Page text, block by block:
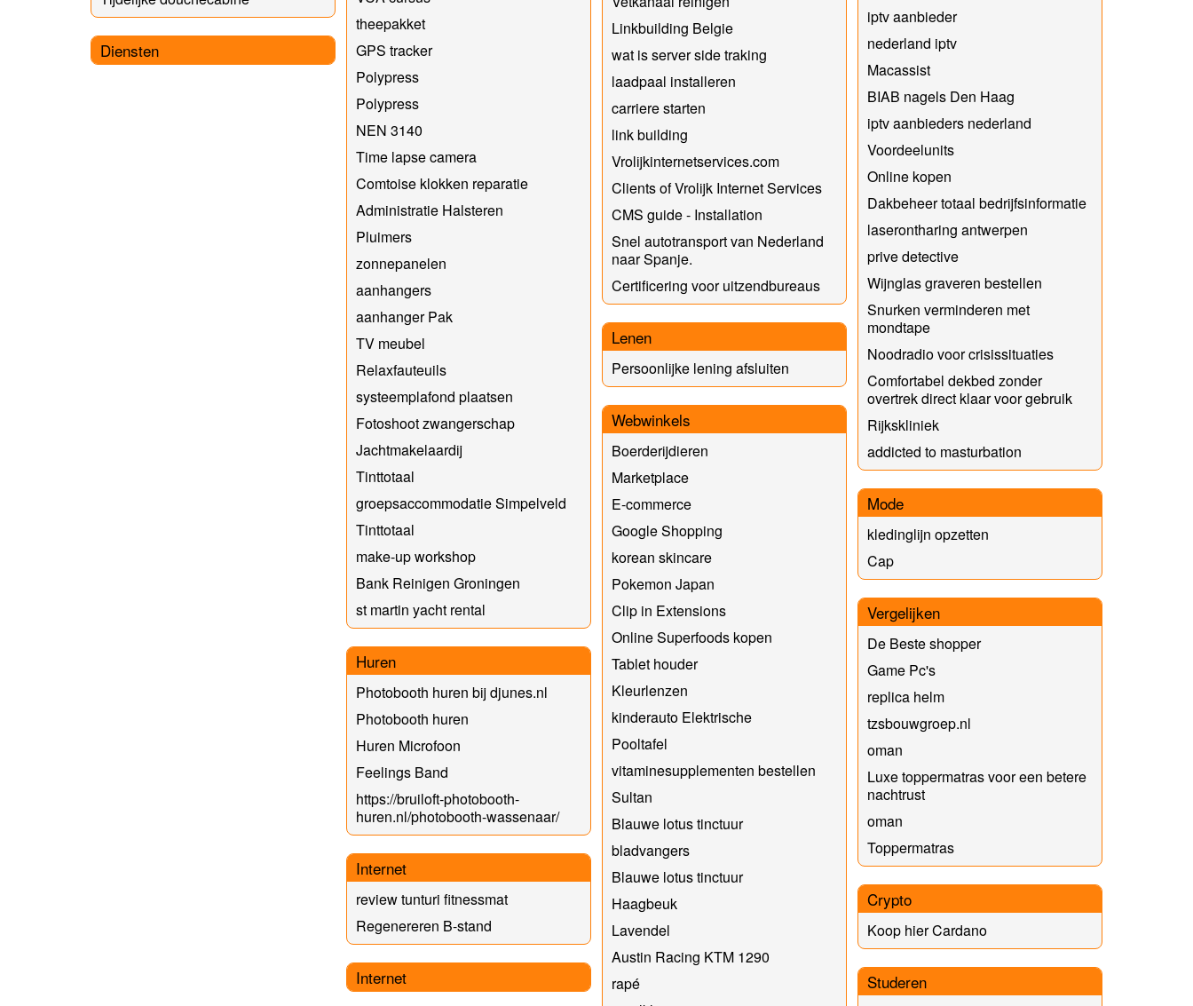
Diensten
theepakket
GPS tracker
Polypress
Polypress
NEN 3140
Time lapse camera
Comtoise klokken reparatie
Administratie Halsteren
Pluimers
zonnepanelen
aanhangers
aanhanger Pak
TV meubel
Relaxfauteuils
systeemplafond plaatsen
Fotoshoot zwangerschap
Jachtmakelaardij
Tinttotaal
groepsaccommodatie Simpelveld
Tinttotaal
make-up workshop
Bank Reinigen Groningen
st martin yacht rental
Huren
Photobooth huren bij djunes.nl
Photobooth huren
Huren Microfoon
Feelings Band
https://bruiloft-photobooth-
huren.nl/photobooth-wassenaar/
Internet
review tunturi fitnessmat
Regenereren B-stand
Internet
Linkbuilding Belgie
wat is server side traking
laadpaal installeren
carriere starten
link building
Vrolijkinternetservices.com
Clients of Vrolijk Internet Services
CMS guide - Installation
Snel autotransport van Nederland
naar Spanje.
Certificering voor uitzendbureaus
Lenen
Persoonlijke lening afsluiten
Webwinkels
Boerderijdieren
Marketplace
E-commerce
Google Shopping
korean skincare
Pokemon Japan
Clip in Extensions
Online Superfoods kopen
Tablet houder
Kleurlenzen
kinderauto Elektrische
Pooltafel
vitaminesupplementen bestellen
Sultan
Blauwe lotus tinctuur
bladvangers
Blauwe lotus tinctuur
Haagbeuk
Lavendel
Austin Racing KTM 1290
rapé
iptv aanbieder
nederland iptv
Macassist
BIAB nagels Den Haag
iptv aanbieders nederland
Voordeelunits
Online kopen
Dakbeheer totaal bedrijfsinformatie
laserontharing antwerpen
prive detective
Wijnglas graveren bestellen
Snurken verminderen met
mondtape
Noodradio voor crisissituaties
Comfortabel dekbed zonder
overtrek direct klaar voor gebruik
Rijkskliniek
addicted to masturbation
Mode
kledinglijn opzetten
Cap
Vergelijken
De Beste shopper
Game Pc's
replica helm
tzsbouwgroep.nl
oman
Luxe toppermatras voor een betere
nachtrust
oman
Toppermatras
Crypto
Koop hier Cardano
Studeren